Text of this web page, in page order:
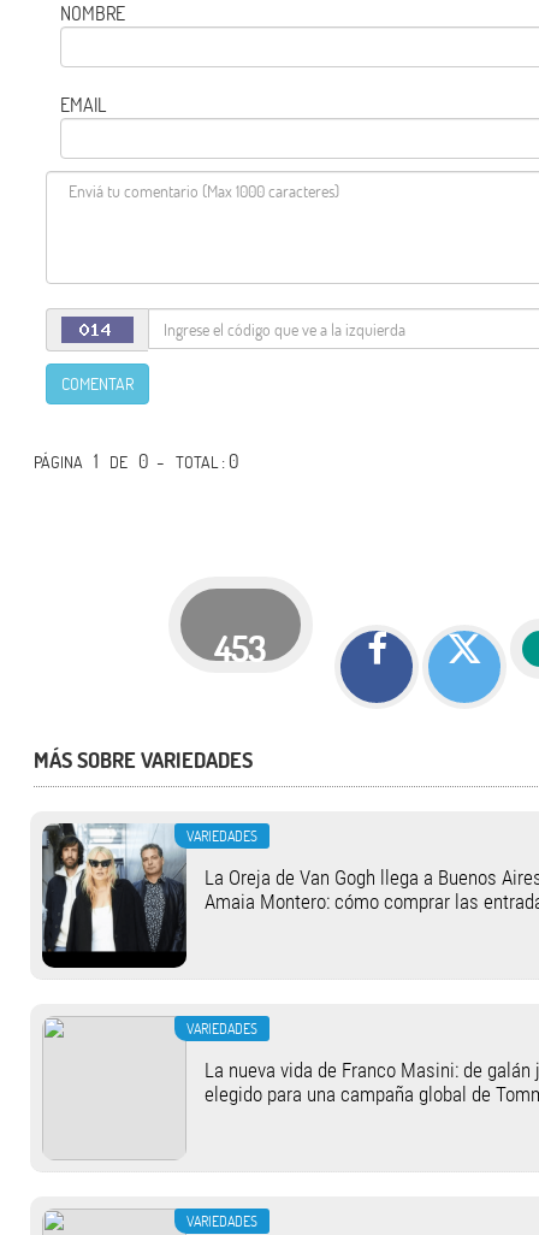
NOMBRE
EMAIL
COMENTAR
PÁGINA 1 DE 0 -TOTAL: 0
453
MÁS SOBRE VARIEDADES
VARIEDADES
La Oreja de Van Gogh llega a Buenos
Amaia Montero: cómo comprar las
VARIEDADES
La nueva vida de Franco Masini: de
elegido para una campaña global de
VARIEDADES